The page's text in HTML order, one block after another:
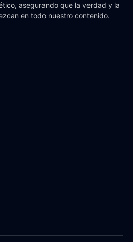
asegurando que la verdad y la
en todo nuestro contenido.